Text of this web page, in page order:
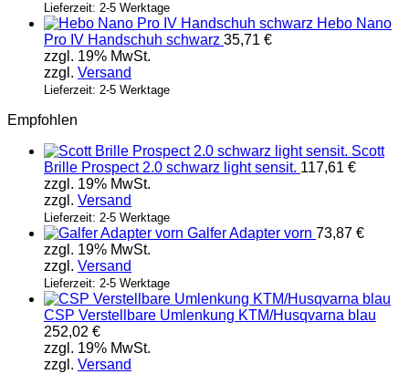
Lieferzeit: 2-5 Werktage
Hebo Nano
Pro IV Handschuh schwarz 35,71 €
zzgl. 19% MwSt.
zzgl. Versand
Lieferzeit: 2-5 Werktage
Empfohlen
Scott
Brille Prospect 2.0 schwarz light sensit. 117,61 €
zzgl. 19% MwSt.
zzgl. Versand
Lieferzeit: 2-5 Werktage
Galfer Adapter vorn 73,87 €
zzgl. 19% MwSt.
zzgl. Versand
Lieferzeit: 2-5 Werktage
CSP Verstellbare Umlenkung KTM/Husqvarna blau
252,02 €
zzgl. 19% MwSt.
zzgl. Versand